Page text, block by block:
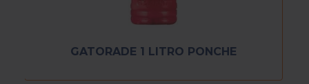
GATORADE 1 LITRO PONCHE